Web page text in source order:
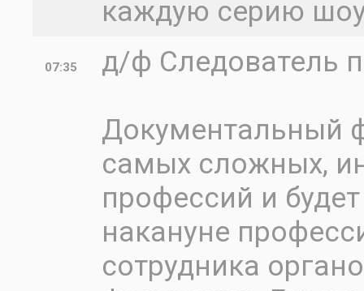
каждую серию
07:35
д/ф Следователь
Документальный
самых сложных,
профессий и
накануне
сотрудника